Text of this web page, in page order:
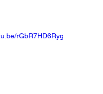
rGbR7HD6Ryg